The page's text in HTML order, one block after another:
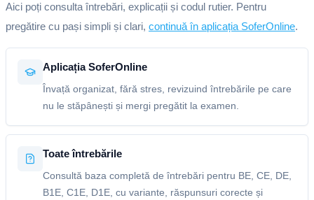
Aici poți consulta întrebări, explicații și codul rutier. Pentru
pregătire cu pași simpli și clari, continuă în aplicația SoferOnline.
Aplicația SoferOnline
Învață organizat, fără stres, revizuind întrebările pe care
nu le stăpânești și mergi pregătit la examen.
Toate întrebările
Consultă baza completă de întrebări pentru BE, CE, DE,
B1E, C1E, D1E, cu variante, răspunsuri corecte și